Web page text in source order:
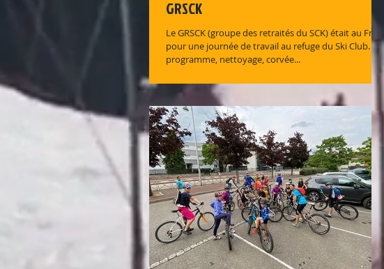
GRSCK
Le GRSCK (groupe des retraités du SCK) était au Frenz
pour une journée de travail au refuge du Ski Club. Au
programme, nettoyage, corvée...